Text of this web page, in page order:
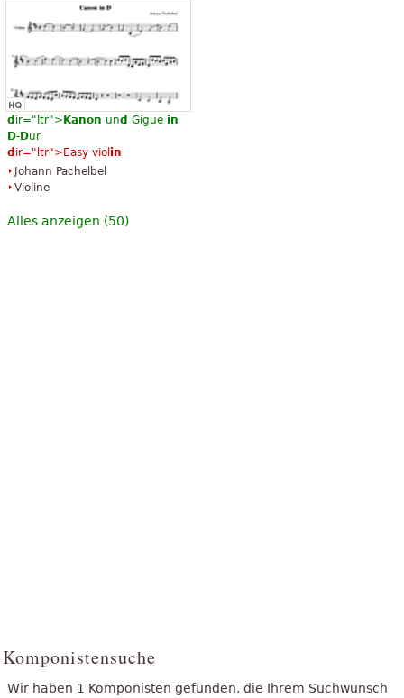
d ir="ltr">Kanon und Gigue in
D-Dur
d ir="ltr">Easy viol in
Johann Pachelbel
Violine
Alles anzeigen (50)
Komponistensuche
Wir haben 1 Komponisten gefunden, die Ihrem Suchwunsch